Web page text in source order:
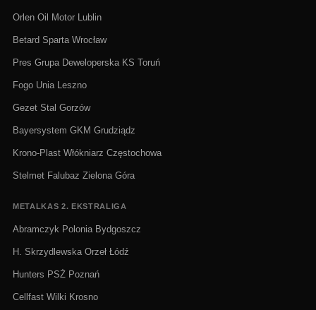
Orlen Oil Motor Lublin
Betard Sparta Wrocław
Pres Grupa Deweloperska KS Toruń
Fogo Unia Leszno
Gezet Stal Gorzów
Bayersystem GKM Grudziądz
Krono-Plast Włókniarz Częstochowa
Stelmet Falubaz Zielona Góra
METALKAS 2. EKSTRALIGA
Abramczyk Polonia Bydgoszcz
H. Skrzydlewska Orzeł Łódź
Hunters PSŻ Poznań
Cellfast Wilki Krosno